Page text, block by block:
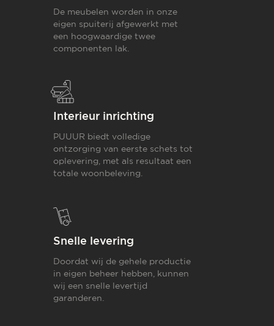
De meubelen worden in onze
eigen spuiterij afgewerkt met
een hoogwaardige twee
componenten lak.
Interieur inrichting
PUUUR biedt volledige
ontzorging van eerste schets tot
oplevering, met als resultaat een
totale woonbeleving.
Snelle levering
Doordat wij de gehele productie
in eigen beheer hebben, kunnen
wij een snelle levertijd
garanderen.